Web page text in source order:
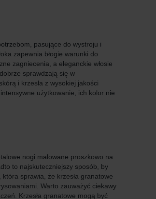
pasujące do wystroju i
zapewnia błogie warunki do
zagniecenia, a eleganckie włosie
sprawdzają się w
i krzesła z wysokiej jakości
użytkowanie, ich kolor nie
nogi malowane proszkowo na
to najskuteczniejszy sposób, by
sprawia, że krzesła granatowe
Warto zauważyć ciekawy
Krzesła granatowe mogą być